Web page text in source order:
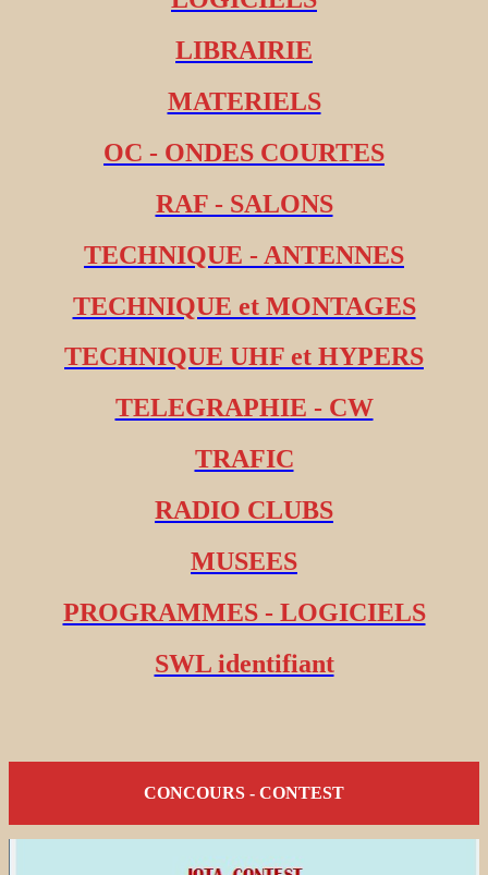
LIBRAIRIE
MATERIELS
OC - ONDES COURTES
RAF - SALONS
TECHNIQUE - ANTENNES
TECHNIQUE et MONTAGES
TECHNIQUE UHF et HYPERS
TELEGRAPHIE - CW
TRAFIC
RADIO CLUBS
MUSEES
PROGRAMMES - LOGICIELS
SWL identifiant
CONCOURS - CONTEST